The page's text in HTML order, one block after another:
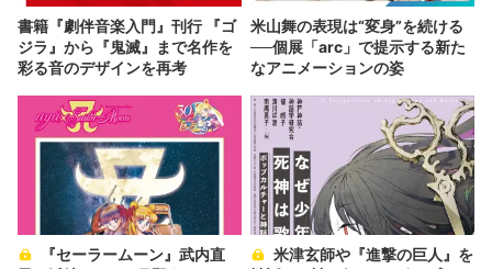
書籍『劇伴音楽入門』刊行 『ゴ
ジラ』から『鬼滅』まで名作を
彩る音のデザインを再考
米山舞の表現は“変身”を続ける
──個展「arc」で提示する新た
なアニメーションの姿